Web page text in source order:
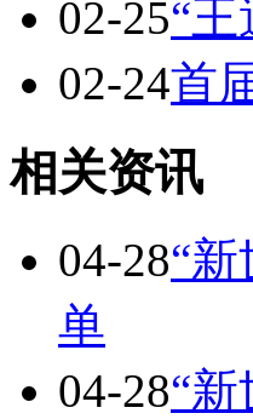
02-25“
02-24首
相关资讯
04-28“
单
04-28“